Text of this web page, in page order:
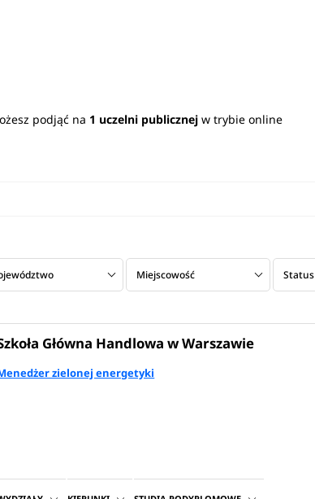
podjąć na 1 uczelni publicznej w trybie online
Miejscowość
Główna Handlowa w Warszawie
zielonej energetyki